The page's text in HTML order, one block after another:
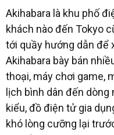
Akihabara là khu phố
khách nào đến Tokyo
tới quầy hướng dẫn để
Akihabara bày bán
thoại, máy chơi game,
lịch bình dân đến
kiểu, đồ điện tử gia
khó lòng cưỡng lại